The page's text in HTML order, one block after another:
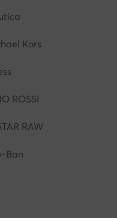
Kors
ROSSI
RAW
Ban